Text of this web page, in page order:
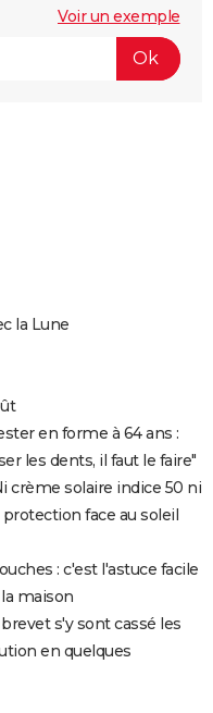
Voir un exemple
la Lune
en forme à 64 ans :
les dents, il faut le faire"
crème solaire indice 50 ni
face au soleil
: c'est l'astuce facile
maison
s'y sont cassé les
en quelques